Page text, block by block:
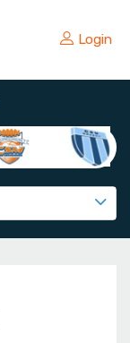
Login